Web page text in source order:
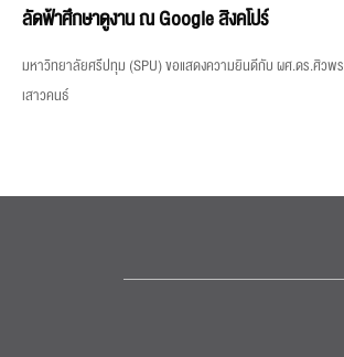
ลัดฟ้าศึกษาดูงาน ณ Google สิงคโปร์
มหาวิทยาลัยศรีปทุม (SPU) ขอแสดงความยินดีกับ ผศ.ดร.ศิวพร
เสาวคนธ์